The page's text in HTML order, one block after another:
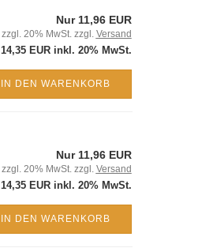
Nur 11,96 EUR
zzgl. 20% MwSt. zzgl. Versand
14,35 EUR inkl. 20% MwSt.
IN DEN WARENKORB
Nur 11,96 EUR
zzgl. 20% MwSt. zzgl. Versand
14,35 EUR inkl. 20% MwSt.
IN DEN WARENKORB